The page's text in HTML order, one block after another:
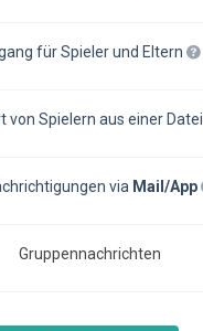
für Spieler und Eltern
von Spielern aus einer Datei
via Mail/App
Gruppennachrichten